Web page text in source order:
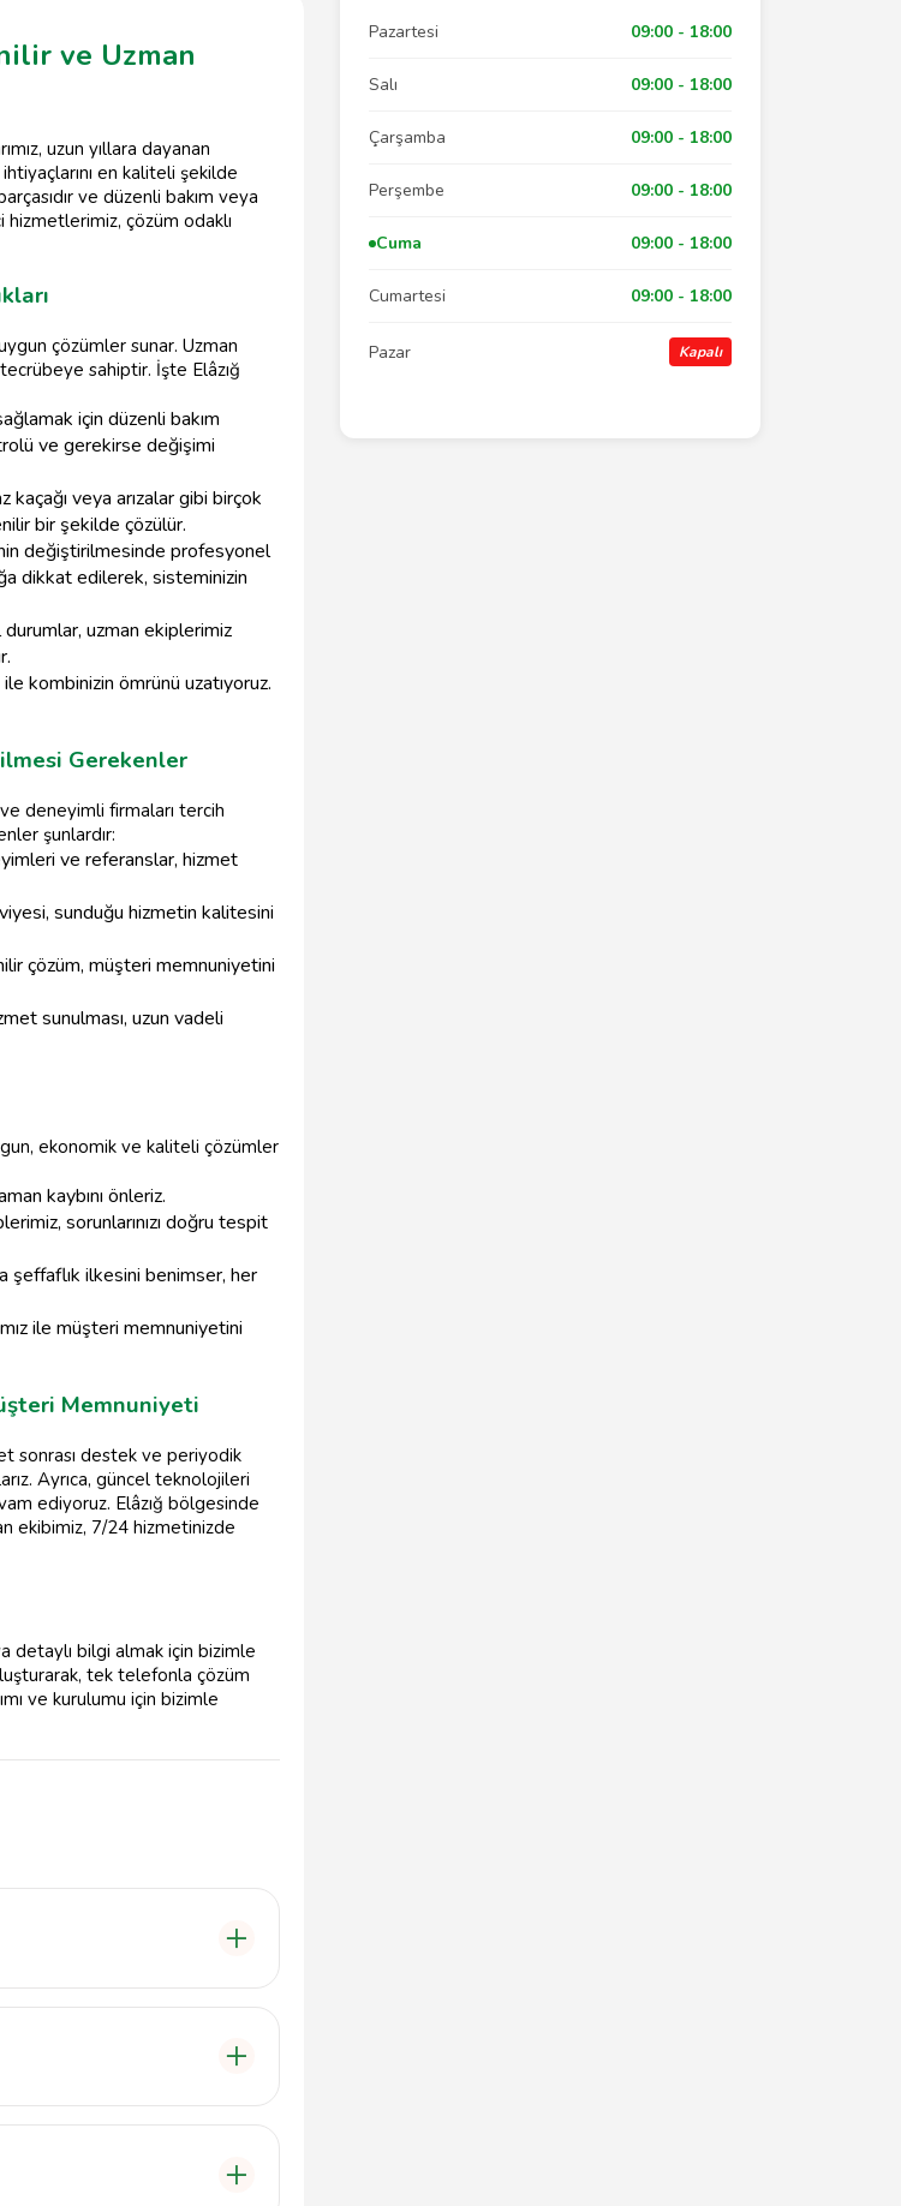
ve Uzman
uzun yıllara dayanan
en kaliteli şekilde
ve düzenli bakım veya
çözüm odaklı
çözümler sunar. Uzman
sahiptir. İşte Elâzığ
için düzenli bakım
ve gerekirse değişimi
kaçağı veya arızalar gibi birçok
bir şekilde çözülür.
değiştirilmesinde profesyonel
dikkat edilerek, sisteminizin
uzman ekiplerimiz
kombinizin ömrünü uzatıyoruz.
Gerekenler
deneyimli firmaları tercih
şunlardır:
ve referanslar, hizmet
sunduğu hizmetin kalitesini
çözüm, müşteri memnuniyetini
sunulması, uzun vadeli
ekonomik ve kaliteli çözümler
kaybını önleriz.
sorunlarınızı doğru tespit
şeffaflık ilkesini benimser, her
ile müşteri memnuniyetini
Memnuniyeti
sonrası destek ve periyodik
Ayrıca, güncel teknolojileri
ediyoruz. Elâzığ bölgesinde
ekibimiz, 7/24 hizmetinizde
detaylı bilgi almak için bizimle
tek telefonla çözüm
ve kurulumu için bizimle
Pazartesi 09:00 - 18:00
Salı 09:00 - 18:00
Çarşamba 09:00 - 18:00
Perşembe 09:00 - 18:00
Cuma 09:00 - 18:00
Cumartesi 09:00 - 18:00
Pazar Kapalı